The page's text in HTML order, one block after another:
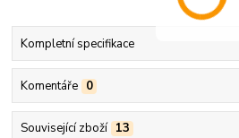
Kompletní specifikace
Komentáře 0
Související zboží 13